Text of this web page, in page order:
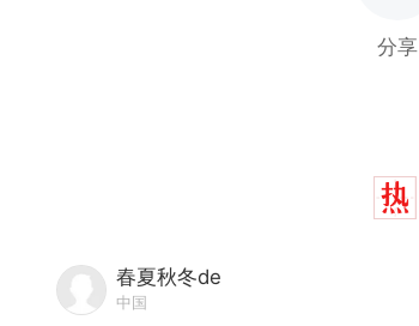
分享
春夏秋冬de
中国